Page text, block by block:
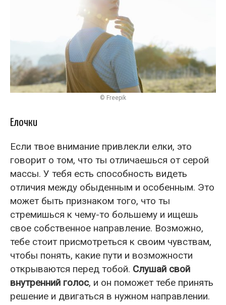
© Freepik
Елочки
Если твое внимание привлекли елки, это
говорит о том, что ты отличаешься от серой
массы. У тебя есть способность видеть
отличия между обыденным и особенным. Это
может быть признаком того, что ты
стремишься к чему-то большему и ищешь
свое собственное направление. Возможно,
тебе стоит присмотреться к своим чувствам,
чтобы понять, какие пути и возможности
открываются перед тобой. Слушай свой
внутренний голос, и он поможет тебе принять
решение и двигаться в нужном направлении.